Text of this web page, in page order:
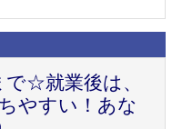
で☆就業後は、
やすい！あな